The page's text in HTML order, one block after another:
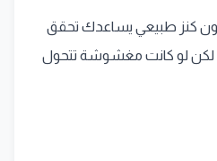
كنز طبيعي يساعدك تحقق
لكن لو كانت مغشوشة تتحول